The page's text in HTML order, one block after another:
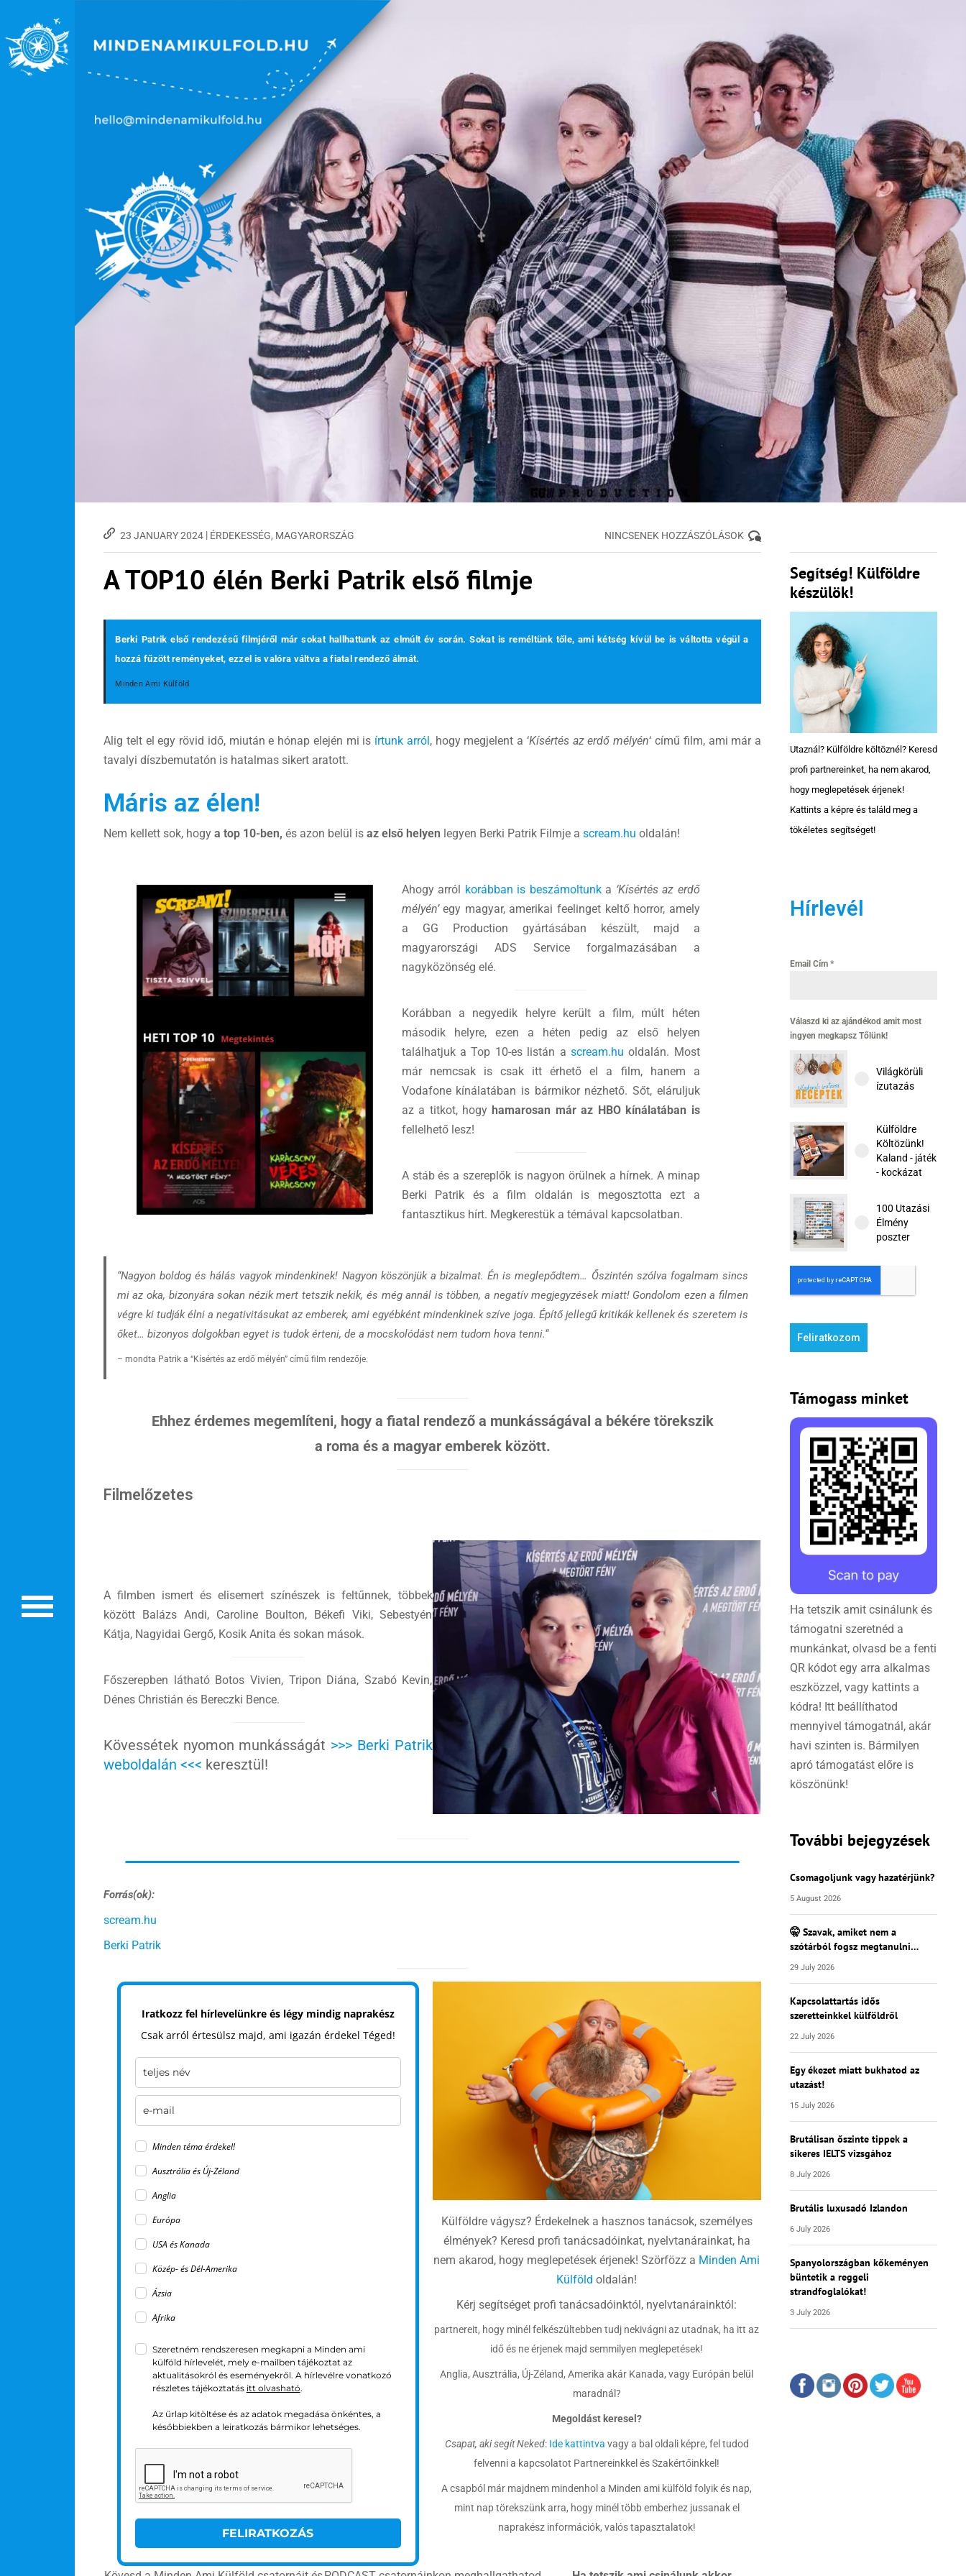
Külföldre költöznék!
Online bolt
Rendezvények
Partnerprogram
Külföldi munkaajánlatok
23 JANUARY 2024 | ÉRDEKESSÉG, MAGYARORSZÁG NINCSENEK HOZZÁSZÓLÁSOK
A TOP10 élén Berki Patrik első filmje
Berki Patrik első rendezésű filmjéről már sokat hallhattunk az elmúlt év során. Sokat is reméltünk tőle, ami kétség kívül be is váltotta végül a
hozzá fűzött reményeket, ezzel is valóra váltva a fiatal rendező álmát.
Minden Ami Külföld
Alig telt el egy rövid idő, miután e hónap elején mi is írtunk arról , hogy megjelent a ‘Kísértés az erdő mélyén‘ című film, ami már a
tavalyi díszbemutatón is hatalmas sikert aratott.
Máris az élen!
Nem kellett sok, hogy a top 10-ben, és azon belül is az első helyen legyen Berki Patrik Filmje a scream.hu oldalán!
Ahogy arról korábban is beszámoltunka ‘Kísértés az erdő
mélyén’egy magyar, amerikai feelinget keltő horror, amely
a GG Production gyártásában készült, majd a
magyarországi ADS Service forgalmazásában a
nagyközönség elé.
Korábban a negyedik helyre került a film, múlt héten
második helyre, ezen a héten pedig az első helyen
találhatjuk a Top 10-es listán a scream.hu oldalán. Most
már nemcsak is csak itt érhető el a film, hanem a
Vodafone kínálatában is bármikor nézhető. Sőt, eláruljuk
az a titkot, hogy hamarosan már az HBO kínálatában is
fellelhető lesz!
A stáb és a szereplők is nagyon örülnek a hírnek. A minap
Berki Patrik és a film oldalán is megosztotta ezt a
fantasztikus hírt. Megkerestük a témával kapcsolatban.
“Nagyon boldog és hálás vagyok mindenkinek! Nagyon köszönjük a bizalmat. Én is meglepődtem… Őszintén szólva fogalmam sincs
mi az oka, bizonyára sokan nézik mert tetszik nekik, és még annál is többen, a negatív megjegyzések miatt! Gondolom ezen a filmen
végre ki tudják élni a negativitásukat az emberek, ami egyébként mindenkinek szíve joga. Építő jellegű kritikák kellenek és szeretem is
őket… bizonyos dolgokban egyet is tudok érteni, de a mocskolódást nem tudom hova tenni.“
– mondta Patrik a “Kísértés az erdő mélyén” című film rendezője.
Ehhez érdemes megemlíteni, hogy a fiatal rendező a munkásságával a békére törekszik
a roma és a magyar emberek között.
Filmelőzetes
A filmben ismert és elisemert színészek is feltűnnek, többek
között Balázs Andi, Caroline Boulton, Békefi Viki, Sebestyén
Kátja, Nagyidai Gergő, Kosik Anita és sokan mások.
Főszerepben látható Botos Vivien, Tripon Diána, Szabó Kevin,
Dénes Christián és Bereczki Bence.
Kövessétek nyomon munkásságát >>> Berki Patrik
weboldalán <<< keresztül!
Forrás(ok):
scream.hu
Berki Patrik
Iratkozz fel hírlevelünkre és légy mindig naprakész
Csak arról értesülsz majd, ami igazán érdekel Téged!
Minden téma érdekel!
Ausztrália és Új-Zéland
Anglia
Európa
USA és Kanada
Közép- és Dél-Amerika
Ázsia
Afrika
Szeretném rendszeresen megkapni a Minden ami
külföld hírlevelét, mely e-mailben tájékoztat az
aktualitásokról és eseményekről. A hírlevélre vonatkozó
részletes tájékoztatás itt olvasható.
Az űrlap kitöltése és az adatok megadása önkéntes, a
későbbiekben a leiratkozás bármikor lehetséges.
FELIRATKOZÁS
Külföldre vágysz? Érdekelnek a hasznos tanácsok, személyes
élmények? Keresd profi tanácsadóinkat, nyelvtanárainkat, ha
nem akarod, hogy meglepetések érjenek! Szörfözz a Minden Ami
Külföldoldalán!
Kérj segítséget profi tanácsadóinktól, nyelvtanárainktól:
partnereit, hogy minél felkészültebben tudj nekivágni az utadnak, ha itt az
idő és ne érjenek majd semmilyen meglepetések!
Anglia, Ausztrália, Új-Zéland, Amerika akár Kanada, vagy Európán belül
maradnál?
Megoldást keresel?
Csapat, aki segít Neked: Ide kattintva vagy a bal oldali képre, fel tudod
felvenni a kapcsolatot Partnereinkkel és Szakértőinkkel!
A csapból már majdnem mindenhol a Minden ami külföld folyik és nap,
mint nap törekszünk arra, hogy minél több emberhez jussanak el
naprakész információk, valós tapasztalatok!
Segítség! Külföldre
készülök!
Utaznál? Külföldre költöznél? Keresd
profi partnereinket, ha nem akarod,
hogy meglepetések érjenek!
Kattints a képre és találd meg a
tökéletes segítséget!
Hírlevél
Email Cím *
Válaszd ki az ajándékod amit most
ingyen megkapsz Tőlünk!
Világkörüli
ízutazás
Külföldre
Költözünk!
Kaland - játék
- kockázat
100 Utazási
Élmény
poszter
Feliratkozom
Támogass minket
Ha tetszik amit csinálunk és
támogatni szeretnéd a
munkánkat, olvasd be a fenti
QR kódot egy arra alkalmas
eszközzel, vagy kattints a
kódra! Itt beállíthatod
mennyivel támogatnál, akár
havi szinten is. Bármilyen
apró támogatást előre is
köszönünk!
További bejegyzések
Csomagoljunk vagy hazatérjünk?
5 August 2026
🤫 Szavak, amiket nem a
szótárból fogsz megtanulni…
29 July 2026
Kapcsolattartás idős
szeretteinkkel külföldről
22 July 2026
Egy ékezet miatt bukhatod az
utazást!
15 July 2026
Brutálisan őszinte tippek a
sikeres IELTS vizsgához
8 July 2026
Brutális luxusadó Izlandon
6 July 2026
Spanyolországban kőkeményen
büntetik a reggeli
strandfoglalókat!
3 July 2026